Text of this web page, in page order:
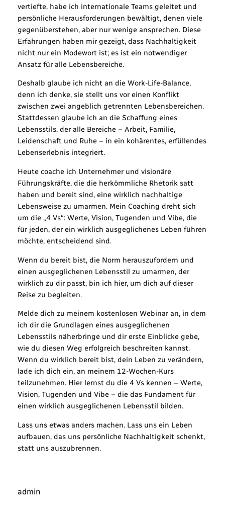
vertiefte, habe ich internationale Teams geleitet und
persönliche Herausforderungen bewältigt, denen viele
gegenüberstehen, aber nur wenige ansprechen. Diese
Erfahrungen haben mir gezeigt, dass Nachhaltigkeit
nicht nur ein Modewort ist; es ist ein notwendiger
Ansatz für alle Lebensbereiche.
Deshalb glaube ich nicht an die Work-Life-Balance,
denn ich denke, sie stellt uns vor einen Konflikt
zwischen zwei angeblich getrennten Lebensbereichen.
Stattdessen glaube ich an die Schaffung eines
Lebensstils, der alle Bereiche – Arbeit, Familie,
Leidenschaft und Ruhe – in ein kohärentes, erfüllendes
Lebenserlebnis integriert.
Heute coache ich Unternehmer und visionäre
Führungskräfte, die die herkömmliche Rhetorik satt
haben und bereit sind, eine wirklich nachhaltige
Lebensweise zu umarmen. Mein Coaching dreht sich
um die „4 Vs“: Werte, Vision, Tugenden und Vibe, die
für jeden, der ein wirklich ausgeglichenes Leben führen
möchte, entscheidend sind.
Wenn du bereit bist, die Norm herauszufordern und
einen ausgeglichenen Lebensstil zu umarmen, der
wirklich zu dir passt, bin ich hier, um dich auf dieser
Reise zu begleiten.
Melde dich zu meinem kostenlosen Webinar an, in dem
ich dir die Grundlagen eines ausgeglichenen
Lebensstils näherbringe und dir erste Einblicke gebe,
wie du diesen Weg erfolgreich beschreiten kannst.
Wenn du wirklich bereit bist, dein Leben zu verändern,
lade ich dich ein, an meinem 12-Wochen-Kurs
teilzunehmen. Hier lernst du die 4 Vs kennen – Werte,
Vision, Tugenden und Vibe – die das Fundament für
einen wirklich ausgeglichenen Lebensstil bilden.
Lass uns etwas anders machen. Lass uns ein Leben
aufbauen, das uns persönliche Nachhaltigkeit schenkt,
statt uns auszubrennen.
admin